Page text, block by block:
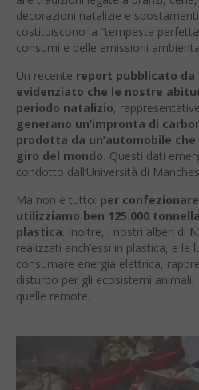
decorazioni natalizie e
costituiscono la “tempesta
consumi e delle emissioni
Un recente report pubblicato da
evidenziato che le nostre
periodo natalizio,
generano un’impronta di
prodotta da un’automobile
giro del mondo. Questi dati
condotto dall’Università di
Ma non è tutto: per
utilizziamo ben 125.000
plastica. Inoltre, i nostri alberi di
realizzati anch’essi in plastica, e
consumare energia elettrica,
disturbo per gli ecosistemi animali,
quelle remote.